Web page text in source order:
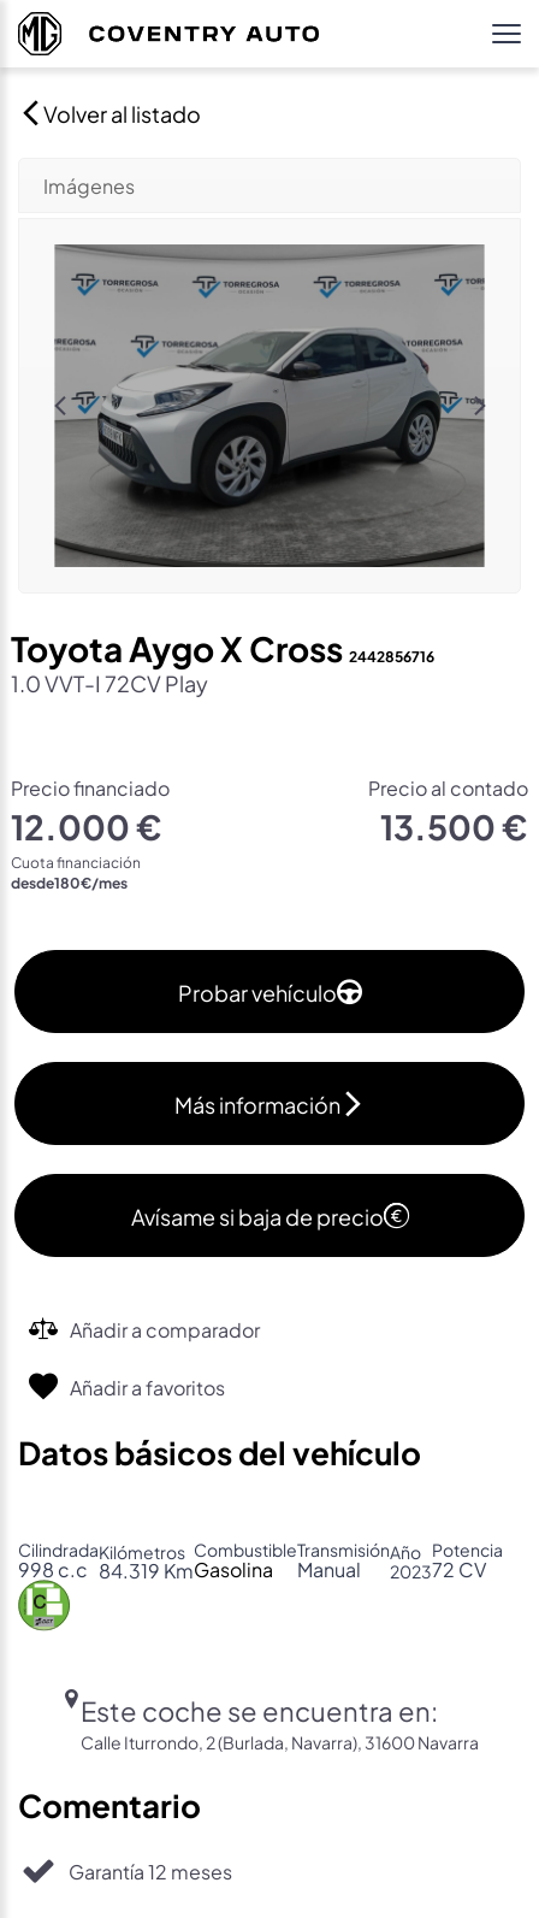
Volver al listado
Imágenes
Toyota Aygo X Cross 2442856716
1.0 VVT-I 72CV Play
Precio financiado
12.000 €
Cuota financiación
desde180€/mes
Precio al contado
13.500 €
Probar vehículo
Más información
Avísame si baja de precio
Añadir a comparador
Añadir a favoritos
Datos básicos del vehículo
Cilindrada
998 c.c
Kilómetros
84.319 Km
Combustible
Gasolina
Transmisión
Manual
Año
2023
Potencia
72 CV
Este coche se encuentra en:
Calle Iturrondo, 2 (Burlada, Navarra), 31600 Navarra
Comentario
Garantía 12 meses